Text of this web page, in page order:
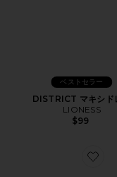
ベストセラー
DISTRICT マキシド
LIONESS
$99